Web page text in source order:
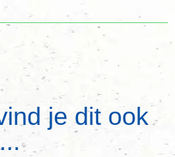
je dit ook